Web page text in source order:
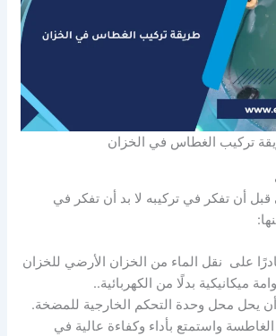
تركيب الغطاس في الخزان
أن تفكر في تركيبه لا بد أن تفكر في
على نقل الماء من الخزان الأرضي للخزان
ميكانيكية بدلًا من الكهربائية..
يحل محل وحدة التحكم الخارجية للمضخة.
واستمتع بأداء وكفاءة عالية في